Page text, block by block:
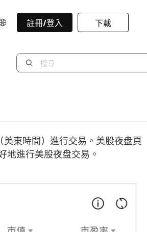
註冊/登入 下載
東時間）進行交易。美股夜盘頁
地進行美股夜盘交易。